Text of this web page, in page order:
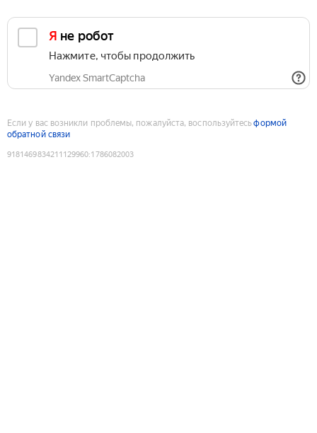
Я не робот
Нажмите, чтобы продолжить
Yandex SmartCaptcha
Если у вас возникли проблемы, пожалуйста, воспользуйтесьформой
обратной связи
9181469834211129960:1786082003